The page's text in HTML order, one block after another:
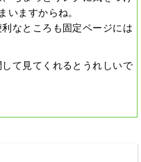
いますからね。
なところも固定ページには
て見てくれるとうれしいで